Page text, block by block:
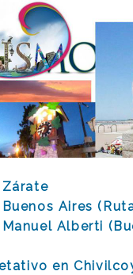
Aires
Alberti
en